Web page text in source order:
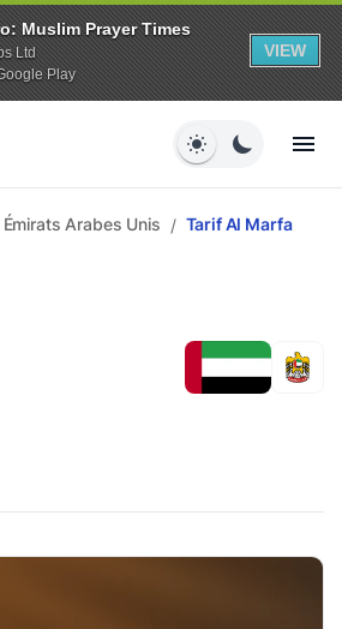
Muslim Prayer Times
Ltd
Play
VIEW
Émirats Arabes Unis / Tarif Al Marfa